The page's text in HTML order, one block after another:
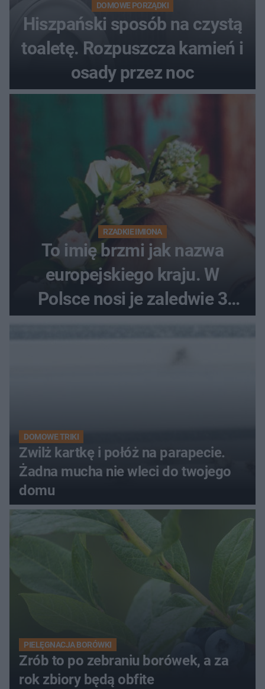
DOMOWE PORZĄDKI
Hiszpański sposób na czystą
toaletę. Rozpuszcza kamień i
osady przez noc
RZADKIE IMIONA
To imię brzmi jak nazwa
europejskiego kraju. W
Polsce nosi je zaledwie 3
DOMOWE TRIKI
Zwilż kartkę i połóż na parapecie.
Żadna mucha nie wleci do twojego
domu
PIELĘGNACJA BORÓWKI
Zrób to po zebraniu borówek, a za
rok zbiory będą obfite